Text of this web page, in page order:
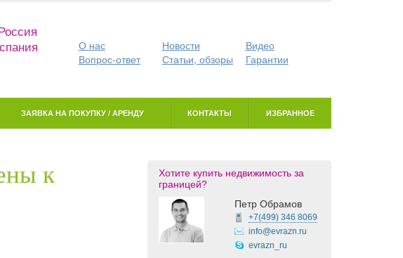
О нас Новости
Видео
Вопрос-ответ
Статьи, обзоры Гарантии
ЗАЯВКА НА ПОКУПКУ / АРЕНДУ КОНТАКТЫ ИЗБРАННОЕ
к
Хотите купить недвижимость за
границей?
Петр Обрамов
+7(499)346 8069
info@evrazn.ru
evrazn_ru